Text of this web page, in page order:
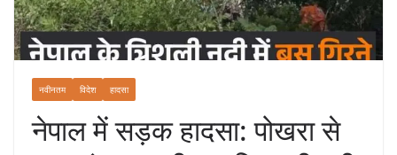
नवीनतम विदेश हादसा
नेपाल में सड़क हादसा: पोखरा से